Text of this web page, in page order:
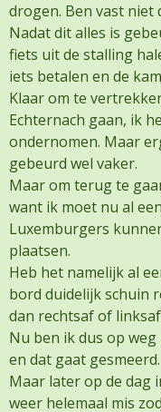
drogen. Ben vast niet
Nadat dit alles is
fiets uit de stalling
iets betalen en de
Klaar om te
Echternach gaan, ik
ondernomen. Maar
gebeurd wel vaker.
Maar om terug te
want ik moet nu al
Luxemburgers
plaatsen.
Heb het namelijk al
bord duidelijk schuin
dan rechtsaf of
Nu ben ik dus op
en dat gaat gesmeerd.
Maar later op de dag
weer helemaal mis